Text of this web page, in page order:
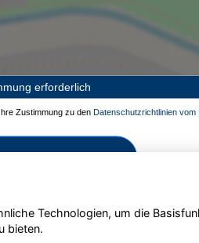
erforderlich
Zustimmung zu den Datenschutzrichtlinien vom
und aktivieren
Technologien, um die
bieten.